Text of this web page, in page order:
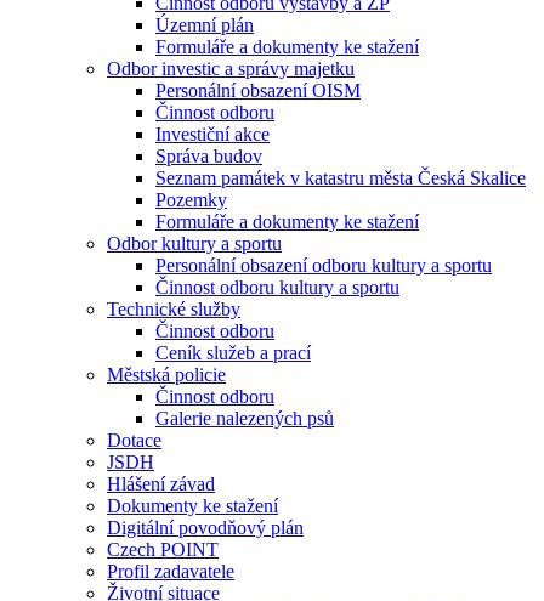
Územní plán
Formuláře a dokumenty ke stažení
Odbor investic a správy majetku
Personální obsazení OISM
Činnost odboru
Investiční akce
Správa budov
Seznam památek v katastru města Česká Skalice
Pozemky
Formuláře a dokumenty ke stažení
Odbor kultury a sportu
Personální obsazení odboru kultury a sportu
Činnost odboru kultury a sportu
Technické služby
Činnost odboru
Ceník služeb a prací
Městská policie
Činnost odboru
Galerie nalezených psů
Dotace
JSDH
Hlášení závad
Dokumenty ke stažení
Digitální povodňový plán
Czech POINT
Profil zadavatele
Životní situace